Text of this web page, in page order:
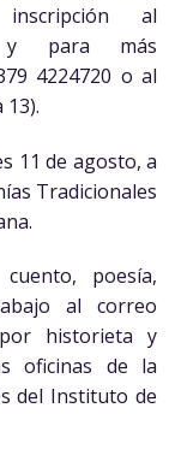
al
para más
4224720 o al
13).
11 de agosto, a
Tradicionales
poesía,
al correo
historieta y
oficinas de la
del Instituto de